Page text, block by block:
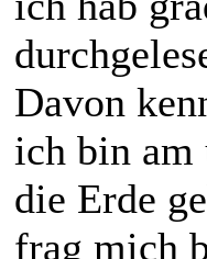
Davon
ich bin am
die Erde
frag mich